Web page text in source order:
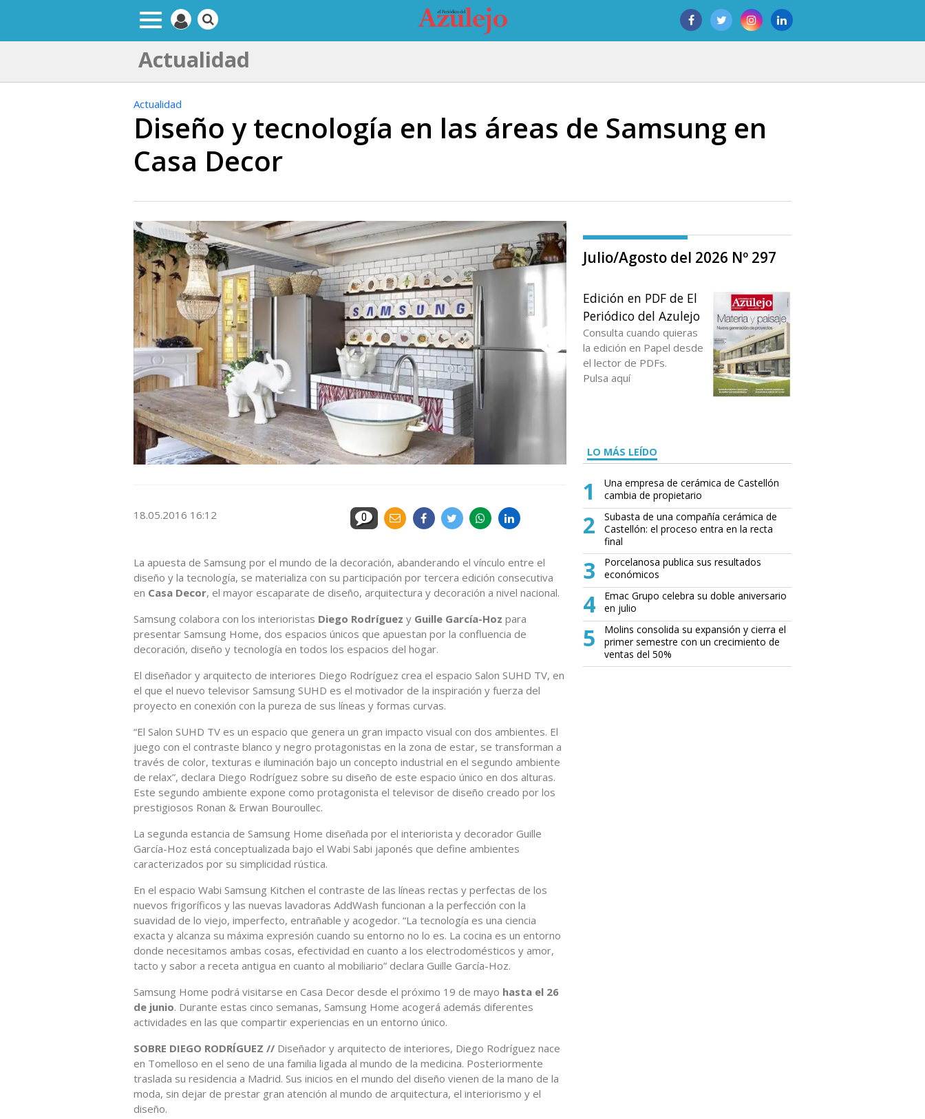
Actualidad
Actualidad
Diseño y tecnología en las áreas de Samsung en
Casa Decor
18.05.2016 16:12 0
La apuesta de Samsung por el mundo de la decoración, abanderando el vínculo entre el
diseño y la tecnología, se materializa con su participación por tercera edición consecutiva
en Casa Decor, el mayor escaparate de diseño, arquitectura y decoración a nivel nacional.
Samsung colabora con los interioristas Diego Rodríguez y Guille García-Hoz para
presentar Samsung Home, dos espacios únicos que apuestan por la confluencia de
decoración, diseño y tecnología en todos los espacios del hogar.
El diseñador y arquitecto de interiores Diego Rodríguez crea el espacio Salon SUHD TV, en
el que el nuevo televisor Samsung SUHD es el motivador de la inspiración y fuerza del
proyecto en conexión con la pureza de sus líneas y formas curvas.
“El Salon SUHD TV es un espacio que genera un gran impacto visual con dos ambientes. El
juego con el contraste blanco y negro protagonistas en la zona de estar, se transforman a
través de color, texturas e iluminación bajo un concepto industrial en el segundo ambiente
de relax”, declara Diego Rodríguez sobre su diseño de este espacio único en dos alturas.
Este segundo ambiente expone como protagonista el televisor de diseño creado por los
prestigiosos Ronan & Erwan Bouroullec.
La segunda estancia de Samsung Home diseñada por el interiorista y decorador Guille
García-Hoz está conceptualizada bajo el Wabi Sabi japonés que define ambientes
caracterizados por su simplicidad rústica.
En el espacio Wabi Samsung Kitchen el contraste de las líneas rectas y perfectas de los
nuevos frigoríficos y las nuevas lavadoras AddWash funcionan a la perfección con la
suavidad de lo viejo, imperfecto, entrañable y acogedor. “La tecnología es una ciencia
exacta y alcanza su máxima expresión cuando su entorno no lo es. La cocina es un entorno
donde necesitamos ambas cosas, efectividad en cuanto a los electrodomésticos y amor,
tacto y sabor a receta antigua en cuanto al mobiliario” declara Guille García-Hoz.
Samsung Home podrá visitarse en Casa Decor desde el próximo 19 de mayo hasta el 26
de junio. Durante estas cinco semanas, Samsung Home acogerá además diferentes
actividades en las que compartir experiencias en un entorno único.
SOBRE DIEGO RODRÍGUEZ // Diseñador y arquitecto de interiores, Diego Rodríguez nace
en Tomelloso en el seno de una familia ligada al mundo de la medicina. Posteriormente
traslada su residencia a Madrid. Sus inicios en el mundo del diseño vienen de la mano de la
moda, sin dejar de prestar gran atención al mundo de arquitectura, el interiorismo y el
diseño.
Julio/Agosto del 2026 Nº 297
Edición en PDF de El
Periódico del Azulejo
Consulta cuando quieras
la edición en Papel desde
el lector de PDFs.
Pulsa aquí
LO MÁS LEÍDO
1
Una empresa de cerámica de Castellón
cambia de propietario
2
Subasta de una compañía cerámica de
Castellón: el proceso entra en la recta
final
3
Porcelanosa publica sus resultados
económicos
4
Emac Grupo celebra su doble aniversario
en julio
5
Molins consolida su expansión y cierra el
primer semestre con un crecimiento de
ventas del 50%